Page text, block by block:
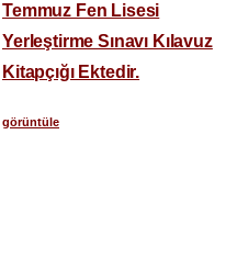
Temmuz Fen Lisesi
Yerleştirme Sınavı Kılavuz
Kitapçığı Ektedir.
görüntüle